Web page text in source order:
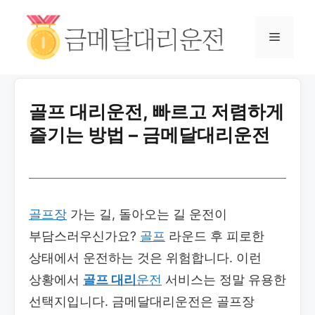
골프 대리운전, 빠르고 저렴하게
즐기는 방법 – 금메달대리운전
골프장 가는 길, 돌아오는 길 운전이
부담스러우신가요? 골프 라운드 후 피로한
상태에서 운전하는 것은 위험합니다. 이런
상황에서 골프 대리 운전 서비스는 정말 유용한
선택지입니다. 금메달대리운전은 골프장